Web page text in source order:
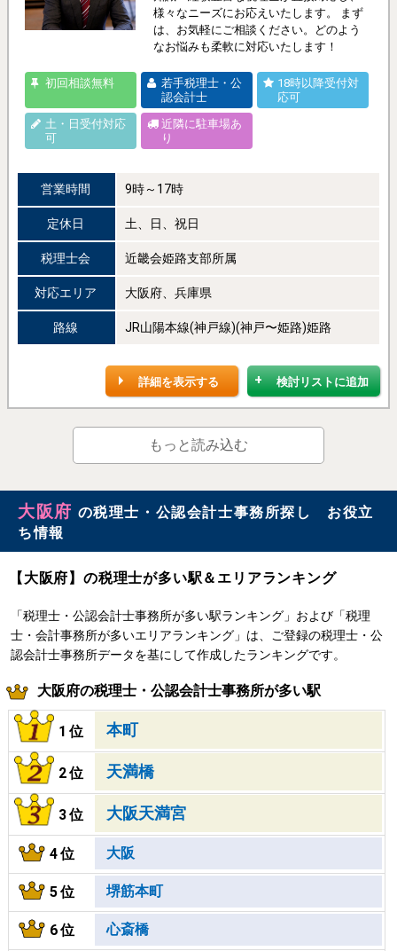
様々なニーズにお応えいたします。 まず
は、お気軽にご相談ください。どのよう
なお悩みも柔軟に対応いたします！
初回相談無料
若手税理士・公
認会計士
18時以降受付対
応可
土・日受付対応
可
近隣に駐車場あ
り
営業時間 9時～17時
定休日 土、日、祝日
税理士会 近畿会姫路支部所属
対応エリア 大阪府、兵庫県
路線 JR山陽本線(神戸線)(神戸〜姫路)姫路
検討リストに追加
詳細を表示する
もっと読み込む
大阪府 の税理士・公認会計士事務所探し お役立
ち情報
【大阪府】の税理士が多い駅＆エリアランキング
「税理士・公認会計士事務所が多い駅ランキング」および「税理
士・会計事務所が多いエリアランキング」は、ご登録の税理士・公
認会計士事務所データを基にして作成したランキングです。
大阪府の税理士・公認会計士事務所が多い駅
1位 本町
2位 天満橋
3位 大阪天満宮
4位 大阪
5位 堺筋本町
6位 心斎橋